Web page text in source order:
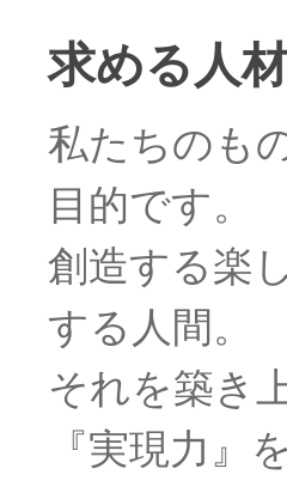
求める人
私たちのも
目的です。
創造する楽
する人間。
それを築き
『実現力』